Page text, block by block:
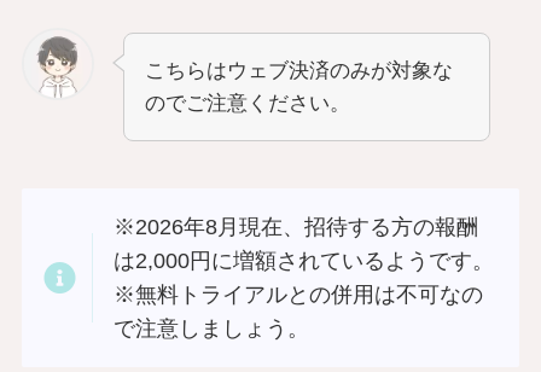
こちらはウェブ決済のみが対象な
のでご注意ください。
※2026年8月現在、招待する方の報酬
は2,000円に増額されているようです。
※無料トライアルとの併用は不可なの
で注意しましょう。